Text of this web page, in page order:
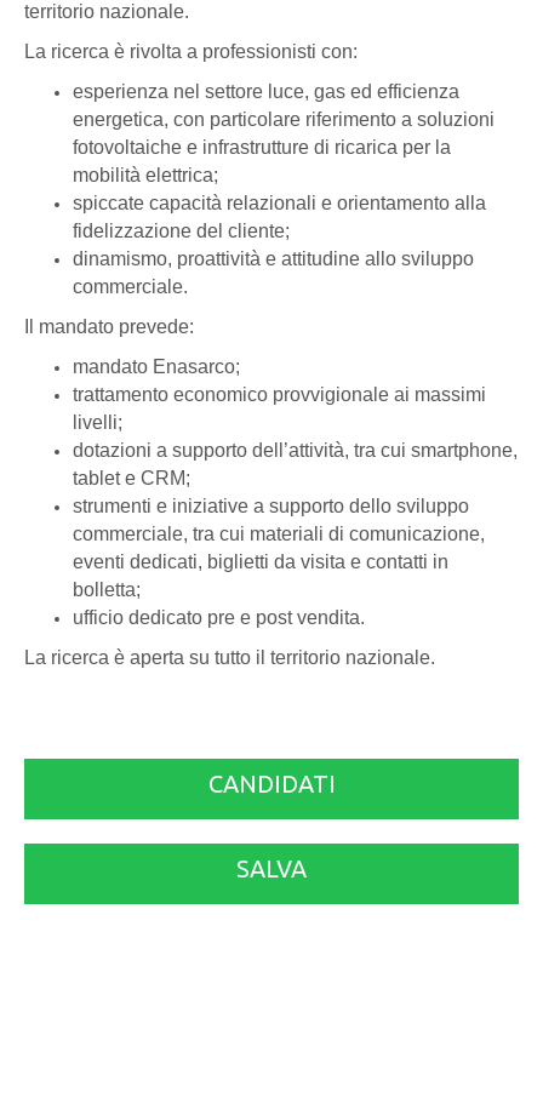
territorio nazionale.
La ricerca è rivolta a professionisti con:
esperienza nel settore luce, gas ed efficienza
energetica, con particolare riferimento a soluzioni
fotovoltaiche e infrastrutture di ricarica per la
mobilità elettrica;
spiccate capacità relazionali e orientamento alla
fidelizzazione del cliente;
dinamismo, proattività e attitudine allo sviluppo
commerciale.
Il mandato prevede:
mandato Enasarco;
trattamento economico provvigionale ai massimi
livelli;
dotazioni a supporto dell’attività, tra cui smartphone,
tablet e CRM;
strumenti e iniziative a supporto dello sviluppo
commerciale, tra cui materiali di comunicazione,
eventi dedicati, biglietti da visita e contatti in
bolletta;
ufficio dedicato pre e post vendita.
La ricerca è aperta su tutto il territorio nazionale.
CANDIDATI
SALVA